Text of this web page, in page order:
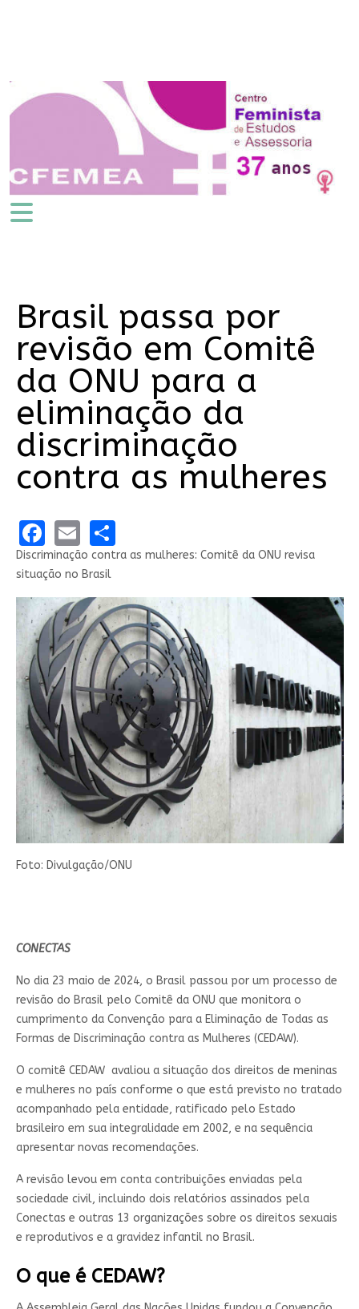
Brasil passa por
revisão em Comitê
da ONU para a
eliminação da
discriminação
contra as mulheres
Facebook
EmailShare
Discriminação contra as mulheres: Comitê da ONU revisa
situação no Brasil
Foto: Divulgação/ONU
CONECTAS
No dia 23 maio de 2024, o Brasil passou por um processo de
revisão do Brasil pelo Comitê da ONU que monitora o
cumprimento da Convenção para a Eliminação de Todas as
Formas de Discriminação contra as Mulheres (CEDAW).
O comitê CEDAW avaliou a situação dos direitos de meninas
e mulheres no país conforme o que está previsto no tratado
acompanhado pela entidade, ratificado pelo Estado
brasileiro em sua integralidade em 2002, e na sequência
apresentar novas recomendações.
A revisão levou em conta contribuições enviadas pela
sociedade civil, incluindo dois relatórios assinados pela
Conectas e outras 13 organizações sobre os direitos sexuais
e reprodutivos e a gravidez infantil no Brasil.
O que é CEDAW?